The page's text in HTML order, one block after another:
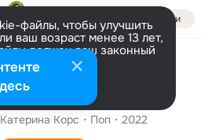
Войти
файлы, чтобы улучшить
ваш возраст менее 13 лет,
должен ваш законный
информации
Настроить
Сингл
Сердце
Катерина Корс Поп 2022